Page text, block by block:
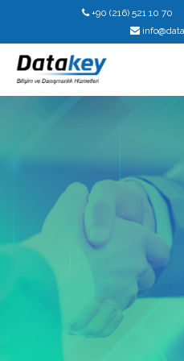
+90 (216) 521 10 70